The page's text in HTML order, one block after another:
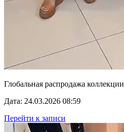
Глобальная распродажа коллекции
Дата: 24.03.2026 08:59
Перейти к записи